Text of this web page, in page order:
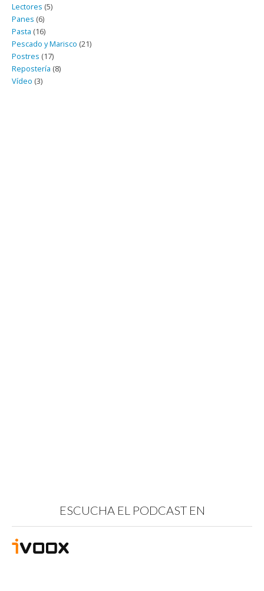
Lectores (5)
Panes (6)
Pasta (16)
Pescado y Marisco (21)
Postres (17)
Repostería (8)
Vídeo (3)
ESCUCHA EL PODCAST EN